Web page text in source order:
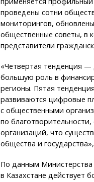
проведены сотни
мониторингов, обновлены
общественные советы, в
представители
«Четвертая тенденция —
большую роль в
регионы. Пятая
развиваются цифровые
с общественными
по
организаций, что
общества и
По данным
в Казахстане действует